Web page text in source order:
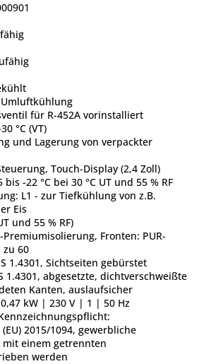
Umluftkühlung
für R-452A vorinstalliert
°C (VT)
und Lagerung von verpackter
Touch-Display (2,4 Zoll)
bis -22 °C bei 30 °C UT und 55 % RF
L1 - zur Tiefkühlung von z.B.
Eis
und 55 % RF)
Premiumisolierung, Fronten: PUR-
zu 60
1.4301, Sichtseiten gebürstet
1.4301, abgesetzte, dichtverschweißte
Kanten, auslaufsicher
0,47 kW | 230 V | 1 | 50 Hz
2015/1094, gewerbliche
einem getrennten
werden